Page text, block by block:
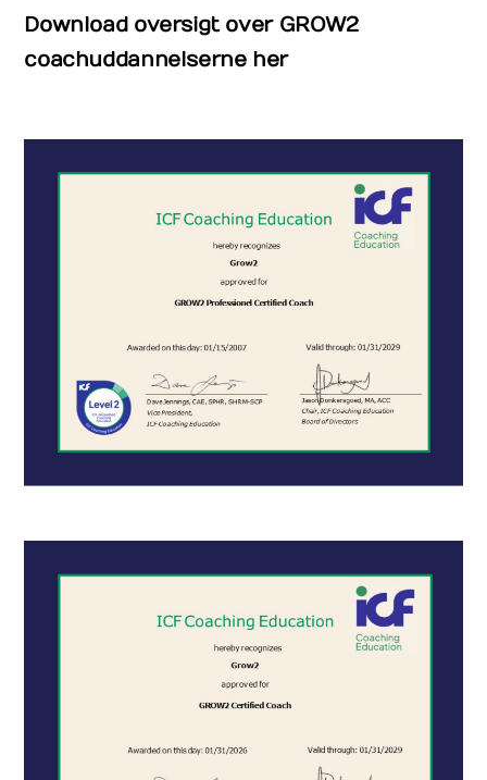
Download oversigt over GROW2
coachuddannelserne her